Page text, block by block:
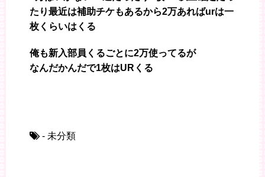
たり最近は補助チケもあるから2万あればurは一
枚くらいはくる
俺も新入部員くるごとに2万使ってるが
なんだかんだで1枚はURくる
- 未分類